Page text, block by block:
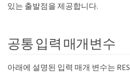
있는 출발점을 제공합니다.
공통 입력 매개변수
아래에 설명된 입력 매개 변수는